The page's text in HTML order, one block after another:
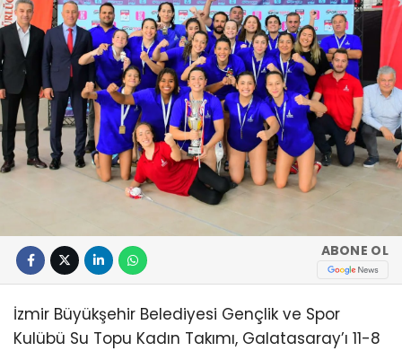
ABONE OL
İzmir Büyükşehir Belediyesi Gençlik ve Spor
Kulübü Su Topu Kadın Takımı, Galatasaray’ı 11-8